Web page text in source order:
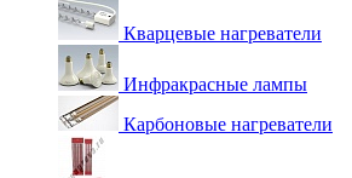
Кварцевые нагреватели
Инфракрасные лампы
Карбоновые нагреватели